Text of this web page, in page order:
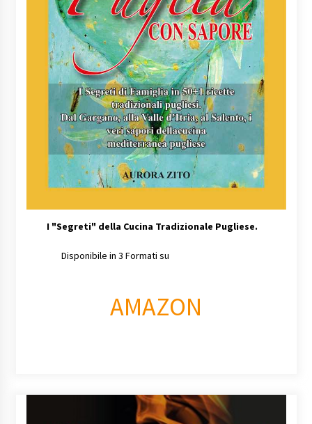
I "Segreti" della Cucina Tradizionale Pugliese.
Disponibile in 3 Formati su
AMAZON